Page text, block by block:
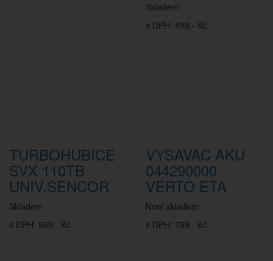
Skladem
s DPH: 499,- Kč
TURBOHUBICE
SVX 110TB
UNIV.SENCOR
Skladem
s DPH: 599,- Kč
VYSAVAC AKU
044290000
VERTO ETA
Není skladem
s DPH: 799,- Kč